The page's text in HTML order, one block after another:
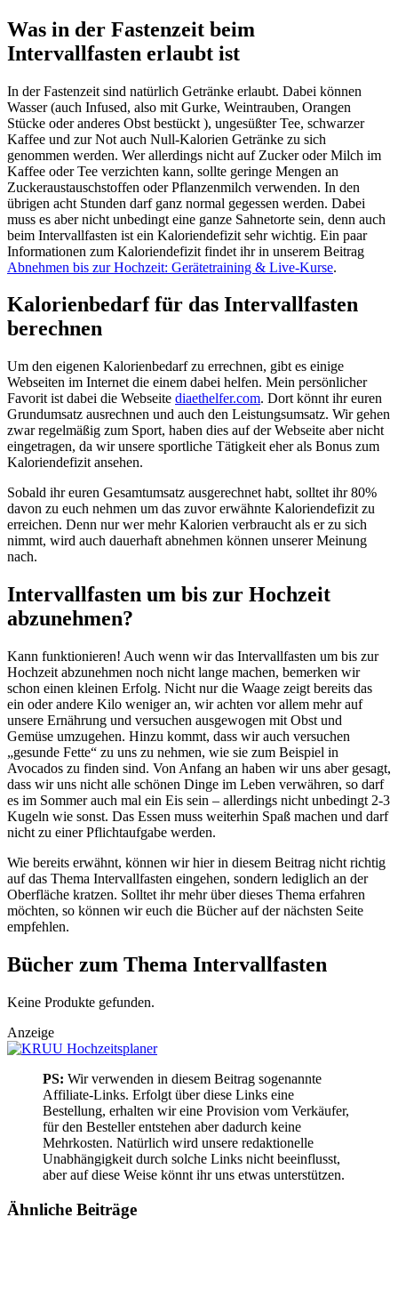
Was in der Fastenzeit beim
Intervallfasten erlaubt ist
In der Fastenzeit sind natürlich Getränke erlaubt. Dabei können
Wasser (auch Infused, also mit Gurke, Weintrauben, Orangen
Stücke oder anderes Obst bestückt ), ungesüßter Tee, schwarzer
Kaffee und zur Not auch Null-Kalorien Getränke zu sich
genommen werden. Wer allerdings nicht auf Zucker oder Milch im
Kaffee oder Tee verzichten kann, sollte geringe Mengen an
Zuckeraustauschstoffen oder Pflanzenmilch verwenden. In den
übrigen acht Stunden darf ganz normal gegessen werden. Dabei
muss es aber nicht unbedingt eine ganze Sahnetorte sein, denn auch
beim Intervallfasten ist ein Kaloriendefizit sehr wichtig. Ein paar
Informationen zum Kaloriendefizit findet ihr in unserem Beitrag
Abnehmen bis zur Hochzeit: Gerätetraining & Live-Kurse.
Kalorienbedarf für das Intervallfasten
berechnen
Um den eigenen Kalorienbedarf zu errechnen, gibt es einige
Webseiten im Internet die einem dabei helfen. Mein persönlicher
Favorit ist dabei die Webseite diaethelfer.com. Dort könnt ihr euren
Grundumsatz ausrechnen und auch den Leistungsumsatz. Wir gehen
zwar regelmäßig zum Sport, haben dies auf der Webseite aber nicht
eingetragen, da wir unsere sportliche Tätigkeit eher als Bonus zum
Kaloriendefizit ansehen.
Sobald ihr euren Gesamtumsatz ausgerechnet habt, solltet ihr 80%
davon zu euch nehmen um das zuvor erwähnte Kaloriendefizit zu
erreichen. Denn nur wer mehr Kalorien verbraucht als er zu sich
nimmt, wird auch dauerhaft abnehmen können unserer Meinung
nach.
Intervallfasten um bis zur Hochzeit
abzunehmen?
Kann funktionieren! Auch wenn wir das Intervallfasten um bis zur
Hochzeit abzunehmen noch nicht lange machen, bemerken wir
schon einen kleinen Erfolg. Nicht nur die Waage zeigt bereits das
ein oder andere Kilo weniger an, wir achten vor allem mehr auf
unsere Ernährung und versuchen ausgewogen mit Obst und
Gemüse umzugehen. Hinzu kommt, dass wir auch versuchen
„gesunde Fette“ zu uns zu nehmen, wie sie zum Beispiel in
Avocados zu finden sind. Von Anfang an haben wir uns aber gesagt,
dass wir uns nicht alle schönen Dinge im Leben verwähren, so darf
es im Sommer auch mal ein Eis sein – allerdings nicht unbedingt 2-3
Kugeln wie sonst. Das Essen muss weiterhin Spaß machen und darf
nicht zu einer Pflichtaufgabe werden.
Wie bereits erwähnt, können wir hier in diesem Beitrag nicht richtig
auf das Thema Intervallfasten eingehen, sondern lediglich an der
Oberfläche kratzen. Solltet ihr mehr über dieses Thema erfahren
möchten, so können wir euch die Bücher auf der nächsten Seite
empfehlen.
Bücher zum Thema Intervallfasten
Keine Produkte gefunden.
Anzeige
PS: Wir verwenden in diesem Beitrag sogenannte
Affiliate-Links. Erfolgt über diese Links eine
Bestellung, erhalten wir eine Provision vom Verkäufer,
für den Besteller entstehen aber dadurch keine
Mehrkosten. Natürlich wird unsere redaktionelle
Unabhängigkeit durch solche Links nicht beeinflusst,
aber auf diese Weise könnt ihr uns etwas unterstützen.
Ähnliche Beiträge